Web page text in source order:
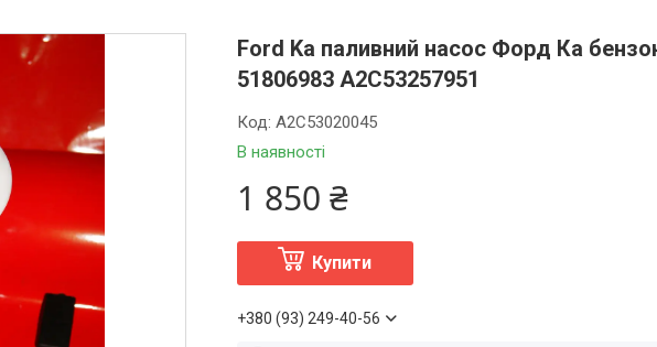
Ford Ka паливний насос Форд Ка
51806983 A2C53257951
В наявності
Код: A2C53020045
1 850 ₴
Купити
+380 (93) 249-40-56